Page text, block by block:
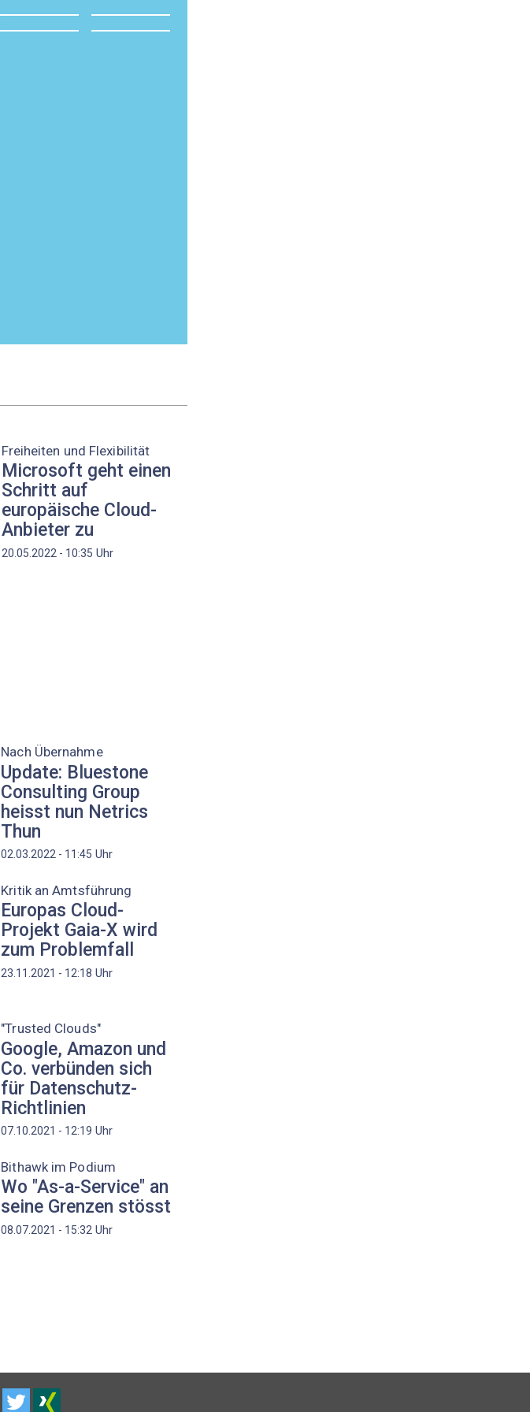
Freiheiten und Flexibilität
Microsoft geht einen
Schritt auf
europäische Cloud-
Anbieter zu
20.05.2022 - 10:35 Uhr
Nach Übernahme
Update: Bluestone
Consulting Group
heisst nun Netrics
Thun
02.03.2022 - 11:45 Uhr
Kritik an Amtsführung
Europas Cloud-
Projekt Gaia-X wird
zum Problemfall
23.11.2021 - 12:18 Uhr
"Trusted Clouds"
Google, Amazon und
Co. verbünden sich
für Datenschutz-
Richtlinien
07.10.2021 - 12:19 Uhr
Bithawk im Podium
Wo "As-a-Service" an
seine Grenzen stösst
08.07.2021 - 15:32 Uhr